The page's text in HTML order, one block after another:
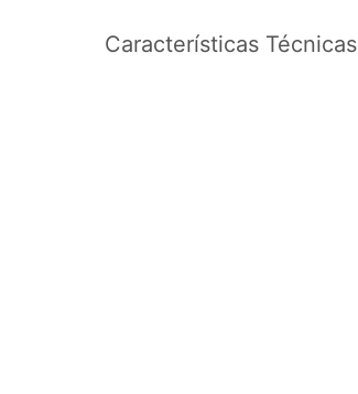
Características Técnicas